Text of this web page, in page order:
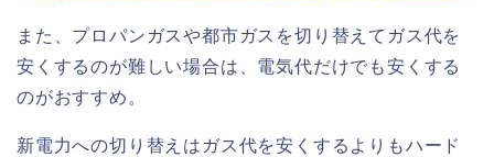
また、プロパンガスや都市ガスを切り替えてガス代を
安くするのが難しい場合は、電気代だけでも安くする
のがおすすめ。
新電力への切り替えはガス代を安くするよりもハード